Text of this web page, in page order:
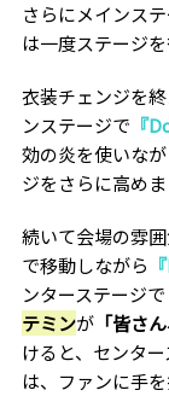
さらにメインス
は一度ステージを
衣装チェンジを
ンステージで 『
効の炎を使いなが
ジをさらに高めま
続いて会場の雰
で移動しながら
ンターステージで
テミンが「皆さ
けると、センタ
は、ファンに手